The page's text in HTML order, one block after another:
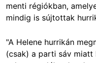
menti régiókban,
mindig is sújtottak
"A Helene hurrikán
(csak) a parti sáv